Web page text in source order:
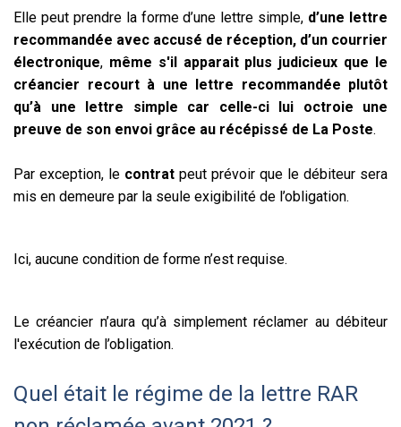
Elle peut prendre la forme d’une lettre simple, d’une lettre
recommandée avec accusé de réception, d’un courrier
électronique, même s'il apparait plus judicieux que le
créancier recourt à une lettre recommandée plutôt
qu’à une lettre simple car celle-ci lui octroie une
preuve de son envoi grâce au récépissé de La Poste.
Par exception, le contrat peut prévoir que le débiteur sera
mis en demeure par la seule exigibilité de l’obligation.
Ici, aucune condition de forme n’est requise.
Le créancier n’aura qu’à simplement réclamer au débiteur
l'exécution de l’obligation.
Quel était le régime de la lettre RAR